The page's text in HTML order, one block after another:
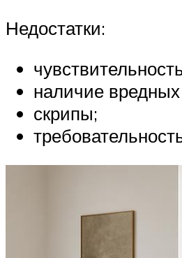
Недостатки:
наличие
скрипы;